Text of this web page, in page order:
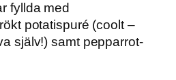
fyllda med
potatispuré (coolt –
själv!) samt pepparrot-